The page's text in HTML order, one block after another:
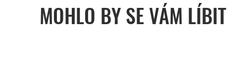
MOHLO BY SE VÁM LÍBIT